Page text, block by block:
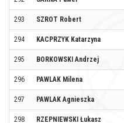
293 SZROT Robert
294 KACPRZYK Katarzyna
295 BORKOWSKI Andrzej
296 PAWLAK Milena
297 PAWLAK Agnieszka
298 RZEPNIEWSKI Łukasz